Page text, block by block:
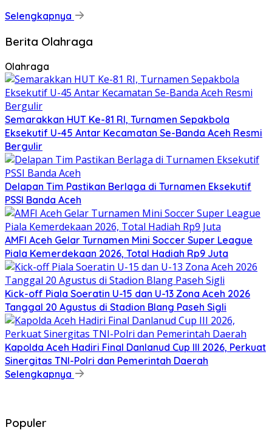
Selengkapnya
Berita Olahraga
Olahraga
Semarakkan HUT Ke-81 RI, Turnamen Sepakbola
Eksekutif U-45 Antar Kecamatan Se-Banda Aceh Resmi
Bergulir
Delapan Tim Pastikan Berlaga di Turnamen Eksekutif
PSSI Banda Aceh
AMFI Aceh Gelar Turnamen Mini Soccer Super League
Piala Kemerdekaan 2026, Total Hadiah Rp9 Juta
Kick-off Piala Soeratin U-15 dan U-13 Zona Aceh 2026
Tanggal 20 Agustus di Stadion Blang Paseh Sigli
Kapolda Aceh Hadiri Final Danlanud Cup III 2026, Perkuat
Sinergitas TNI-Polri dan Pemerintah Daerah
Selengkapnya
Populer